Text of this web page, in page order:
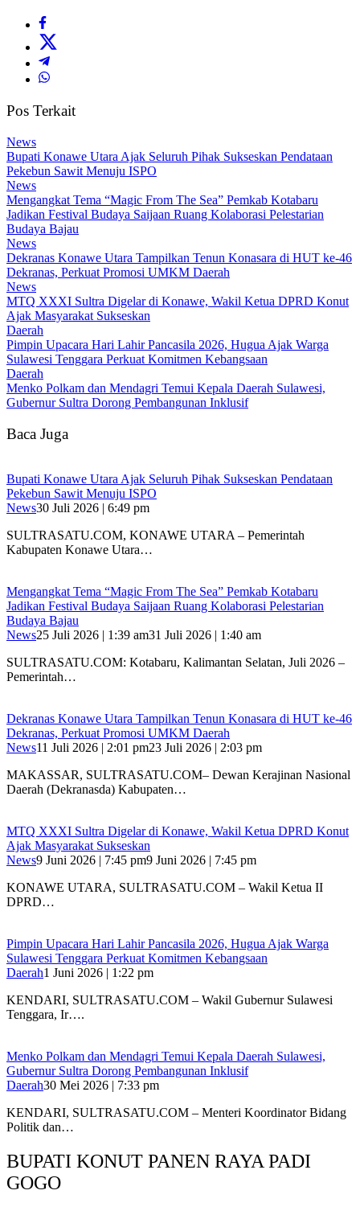
Pos Terkait
News
Bupati Konawe Utara Ajak Seluruh Pihak Sukseskan Pendataan
Pekebun Sawit Menuju ISPO
News
Mengangkat Tema “Magic From The Sea” Pemkab Kotabaru
Jadikan Festival Budaya Saijaan Ruang Kolaborasi Pelestarian
Budaya Bajau
News
Dekranas Konawe Utara Tampilkan Tenun Konasara di HUT ke-46
Dekranas, Perkuat Promosi UMKM Daerah
News
MTQ XXXI Sultra Digelar di Konawe, Wakil Ketua DPRD Konut
Ajak Masyarakat Sukseskan
Daerah
Pimpin Upacara Hari Lahir Pancasila 2026, Hugua Ajak Warga
Sulawesi Tenggara Perkuat Komitmen Kebangsaan
Daerah
Menko Polkam dan Mendagri Temui Kepala Daerah Sulawesi,
Gubernur Sultra Dorong Pembangunan Inklusif
Baca Juga
Bupati Konawe Utara Ajak Seluruh Pihak Sukseskan Pendataan
Pekebun Sawit Menuju ISPO
News30 Juli 2026 | 6:49 pm
SULTRASATU.COM, KONAWE UTARA – Pemerintah
Kabupaten Konawe Utara…
Mengangkat Tema “Magic From The Sea” Pemkab Kotabaru
Jadikan Festival Budaya Saijaan Ruang Kolaborasi Pelestarian
Budaya Bajau
News25 Juli 2026 | 1:39 am31 Juli 2026 | 1:40 am
SULTRASATU.COM: Kotabaru, Kalimantan Selatan, Juli 2026 –
Pemerintah…
Dekranas Konawe Utara Tampilkan Tenun Konasara di HUT ke-46
Dekranas, Perkuat Promosi UMKM Daerah
News11 Juli 2026 | 2:01 pm23 Juli 2026 | 2:03 pm
MAKASSAR, SULTRASATU.COM– Dewan Kerajinan Nasional
Daerah (Dekranasda) Kabupaten…
MTQ XXXI Sultra Digelar di Konawe, Wakil Ketua DPRD Konut
Ajak Masyarakat Sukseskan
News9 Juni 2026 | 7:45 pm9 Juni 2026 | 7:45 pm
KONAWE UTARA, SULTRASATU.COM – Wakil Ketua II
DPRD…
Pimpin Upacara Hari Lahir Pancasila 2026, Hugua Ajak Warga
Sulawesi Tenggara Perkuat Komitmen Kebangsaan
Daerah1 Juni 2026 | 1:22 pm
KENDARI, SULTRASATU.COM – Wakil Gubernur Sulawesi
Tenggara, Ir….
Menko Polkam dan Mendagri Temui Kepala Daerah Sulawesi,
Gubernur Sultra Dorong Pembangunan Inklusif
Daerah30 Mei 2026 | 7:33 pm
KENDARI, SULTRASATU.COM – Menteri Koordinator Bidang
Politik dan…
BUPATI KONUT PANEN RAYA PADI
GOGO